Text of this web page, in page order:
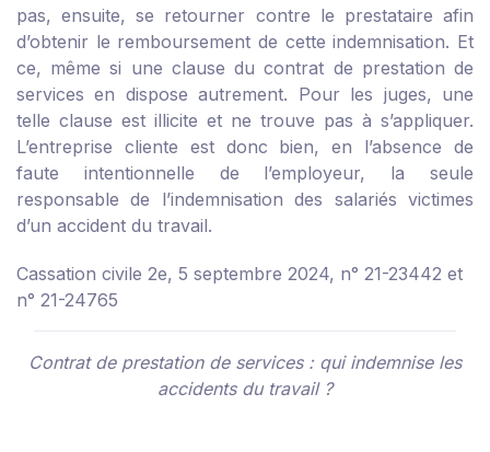
pas, ensuite, se retourner contre le prestataire afin
d’obtenir le remboursement de cette indemnisation. Et
ce, même si une clause du contrat de prestation de
services en dispose autrement. Pour les juges, une
telle clause est illicite et ne trouve pas à s’appliquer.
L’entreprise cliente est donc bien, en l’absence de
faute intentionnelle de l’employeur, la seule
responsable de l’indemnisation des salariés victimes
d’un accident du travail.
Cassation civile 2e, 5 septembre 2024, n° 21-23442 et
n° 21-24765
Contrat de prestation de services : qui indemnise les
accidents du travail ?